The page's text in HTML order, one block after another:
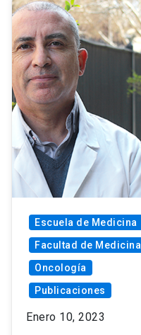
Escuela de Medicina
Facultad de Medicina
Oncología
Publicaciones
Enero 10, 2023